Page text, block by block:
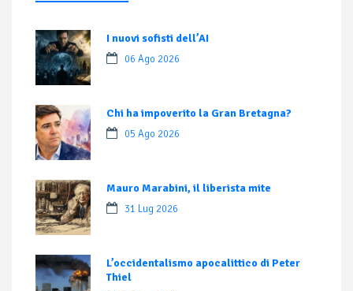
I nuovi sofisti dell’AI
06 Ago 2026
Chi ha impoverito la Gran Bretagna?
05 Ago 2026
Mauro Marabini, il liberista mite
31 Lug 2026
L’occidentalismo apocalittico di Peter
Thiel